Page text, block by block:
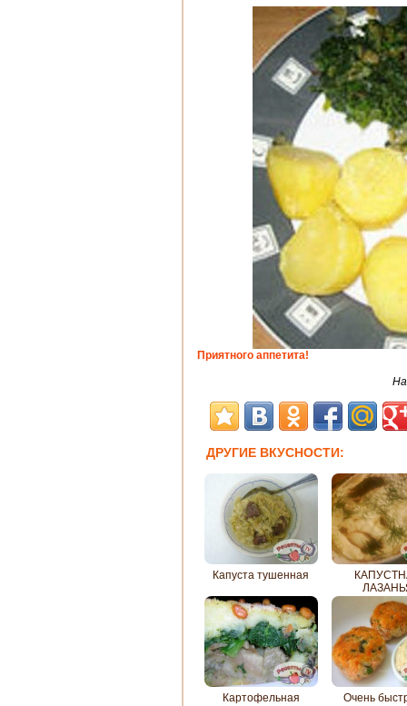
Приятного аппетита!
ДРУГИЕ ВКУСНОСТИ:
Капуста тушенная
Картофельная
Очень